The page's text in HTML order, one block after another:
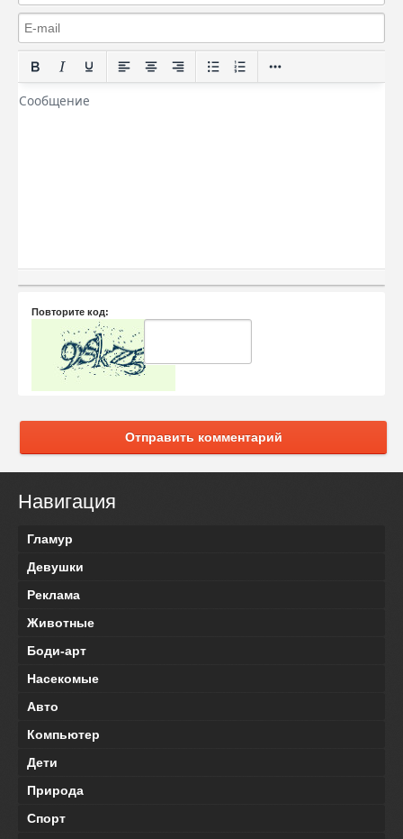
Повторите код:
Отправить комментарий
Навигация
Гламур
Девушки
Реклама
Животные
Боди-арт
Насекомые
Авто
Компьютер
Дети
Природа
Спорт